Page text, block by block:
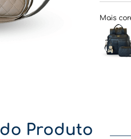
Produto